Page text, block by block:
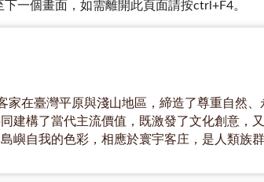
一個畫面，如需離開此頁面請按ctrl+F4。
在臺灣平原與淺山地區，締造了尊重自然
建構了當代主流價值，既激發了文化創意，
嶼自我的色彩，相應於寰宇客庄，是人類族群